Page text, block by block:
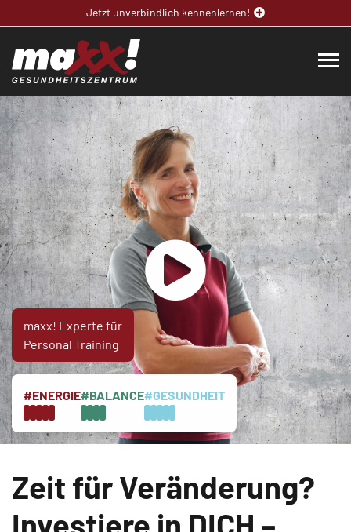
Jetzt unverbindlich kennenlernen!
#ENERGIE#BALANCE#GESUNDHEIT
maxx! Experte für
Personal Training
Zeit für Veränderung?
Investiere in DICH –